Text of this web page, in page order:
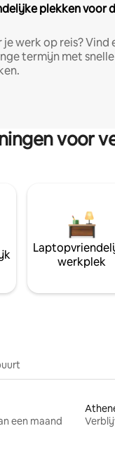
plekken voor
je werk op reis? Vind
termijn met
voor
werkplek
een maand